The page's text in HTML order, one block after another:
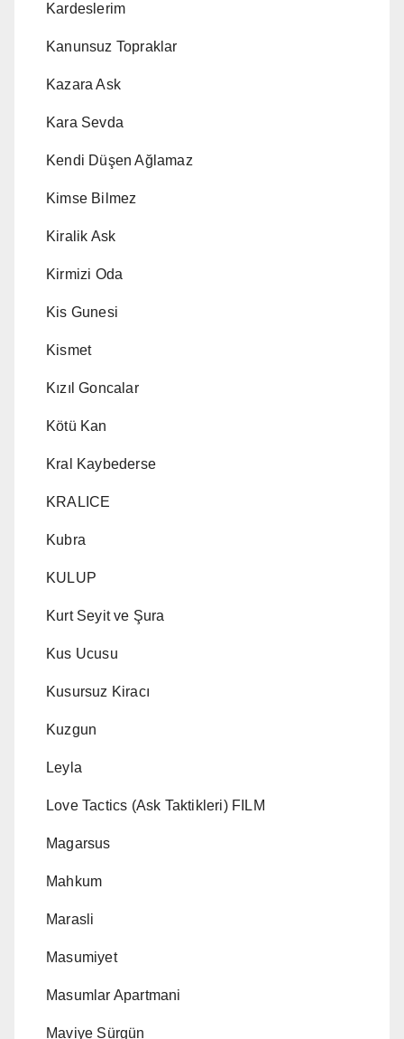
Kardeslerim
Kanunsuz Topraklar
Kazara Ask
Kara Sevda
Kendi Düşen Ağlamaz
Kimse Bilmez
Kiralik Ask
Kirmizi Oda
Kis Gunesi
Kismet
Kızıl Goncalar
Kötü Kan
Kral Kaybederse
KRALICE
Kubra
KULUP
Kurt Seyit ve Şura
Kus Ucusu
Kusursuz Kiracı
Kuzgun
Leyla
Love Tactics (Ask Taktikleri) FILM
Magarsus
Mahkum
Marasli
Masumiyet
Masumlar Apartmani
Maviye Sürgün